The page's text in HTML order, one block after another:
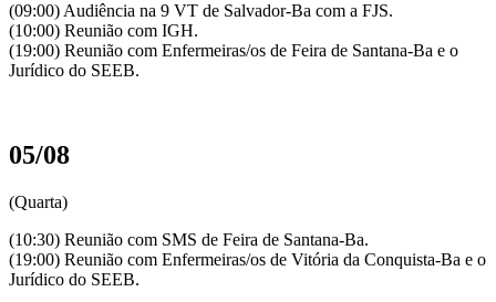
(09:00) Audiência na 9 VT de Salvador-Ba com a FJS.
(10:00) Reunião com IGH.
(19:00) Reunião com Enfermeiras/os de Feira de Santana-Ba e o
Jurídico do SEEB.
05/08
(Quarta)
(10:30) Reunião com SMS de Feira de Santana-Ba.
(19:00) Reunião com Enfermeiras/os de Vitória da Conquista-Ba e o
Jurídico do SEEB.